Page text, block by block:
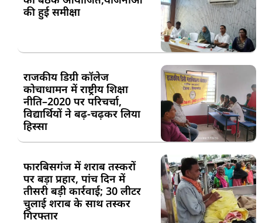
की हुई समीक्षा
राजकीय डिग्री कॉलेज
कोचाधामन में राष्ट्रीय शिक्षा
नीति–2020 पर परिचर्चा,
विद्यार्थियों ने बढ़-चढ़कर लिया
हिस्सा
फारबिसगंज में शराब तस्करों
पर बड़ा प्रहार, पांच दिन में
तीसरी बड़ी कार्रवाई; 30 लीटर
चुलाई शराब के साथ तस्कर
गिरफ्तार